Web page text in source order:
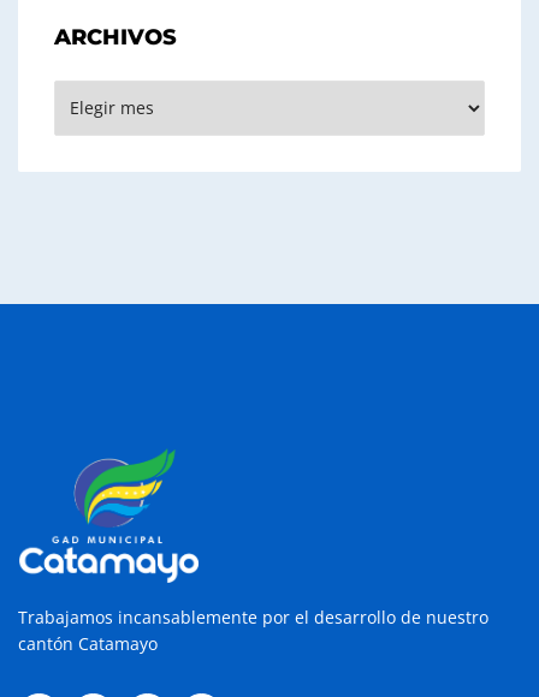
ARCHIVOS
Trabajamos incansablemente por el desarrollo de nuestro
cantón Catamayo